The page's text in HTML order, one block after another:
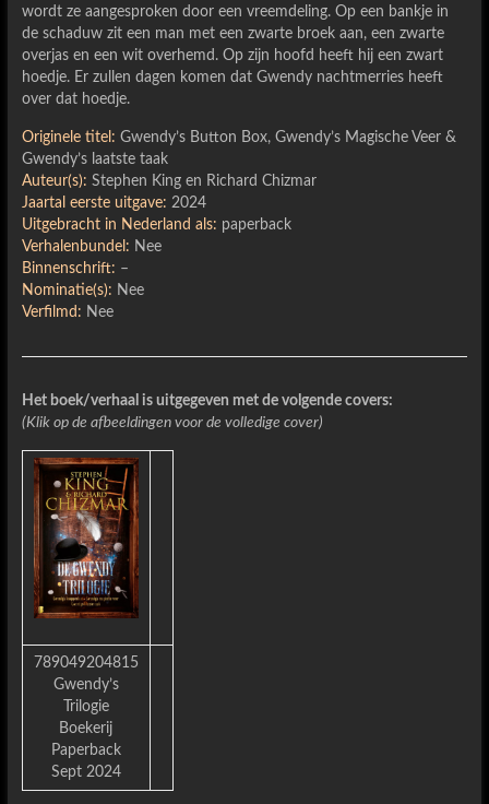
wordt ze aangesproken door een vreemdeling. Op een bankje in
de schaduw zit een man met een zwarte broek aan, een zwarte
overjas en een wit overhemd. Op zijn hoofd heeft hij een zwart
hoedje. Er zullen dagen komen dat Gwendy nachtmerries heeft
over dat hoedje.
Originele titel: Gwendy’s Button Box, Gwendy’s Magische Veer &
Gwendy’s laatste taak
Auteur(s): Stephen King en Richard Chizmar
Jaartal eerste uitgave: 2024
Uitgebracht in Nederland als: paperback
Verhalenbundel: Nee
Binnenschrift: –
Nominatie(s): Nee
Verfilmd: Nee
Het boek/verhaal is uitgegeven met de volgende covers:
(Klik op de afbeeldingen voor de volledige cover)
789049204815
Gwendy’s
Trilogie
Boekerij
Paperback
Sept 2024